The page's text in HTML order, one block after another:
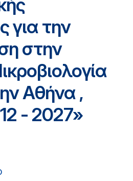
για την
στην
Αθήνα ,
- 2027»